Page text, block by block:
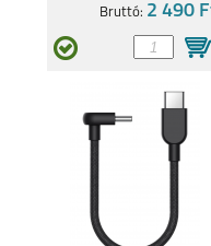
Bruttó: 2 490